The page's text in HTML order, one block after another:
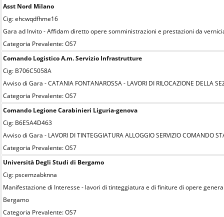
Asst Nord Milano
Cig: ehcwqdfhme16
Gara ad Invito - Affidam diretto opere somministrazioni e prestazioni da
Categoria Prevalente: OS7
Comando Logistico A.m. Servizio Infrastrutture
Cig: B706C5058A
Avviso di Gara - CATANIA FONTANAROSSA - LAVORI DI RILOCAZIONE DELLA
Categoria Prevalente: OS7
Comando Legione Carabinieri Liguria-genova
Cig: B6E5A4D463
Avviso di Gara - LAVORI DI TINTEGGIATURA ALLOGGIO SERVIZIO COMANDO
Categoria Prevalente: OS7
Università Degli Studi di Bergamo
Cig: pscemzabknna
Manifestazione di Interesse - lavori di tinteggiatura e di finiture di opere
Bergamo
Categoria Prevalente: OS7